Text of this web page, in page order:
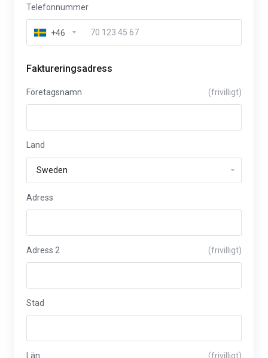
Telefonnummer
+46
Faktureringsadress
Företagsnamn (frivilligt)
Land
Adress
Adress 2 (frivilligt)
Stad
Län (frivilligt)